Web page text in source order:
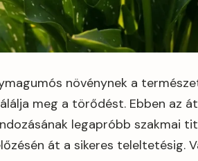
növénynek a
meg a törődést. Ebben az
legapróbb szakmai
át a sikeres teleltetésig.